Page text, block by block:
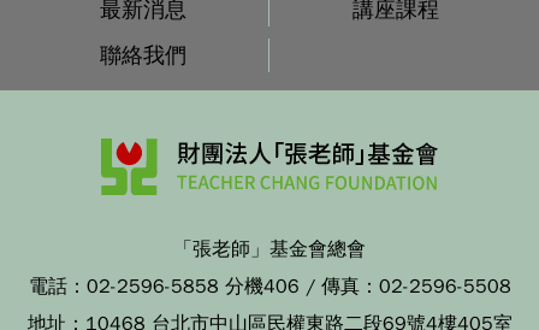
最新消息
講座課程
聯絡我們
「張老師」基金會總會
電話： 02-2596-5858 分機406 / 傳真： 02-2596-5508
地址： 10468 台北市中山區民權東路二段69號4樓405室